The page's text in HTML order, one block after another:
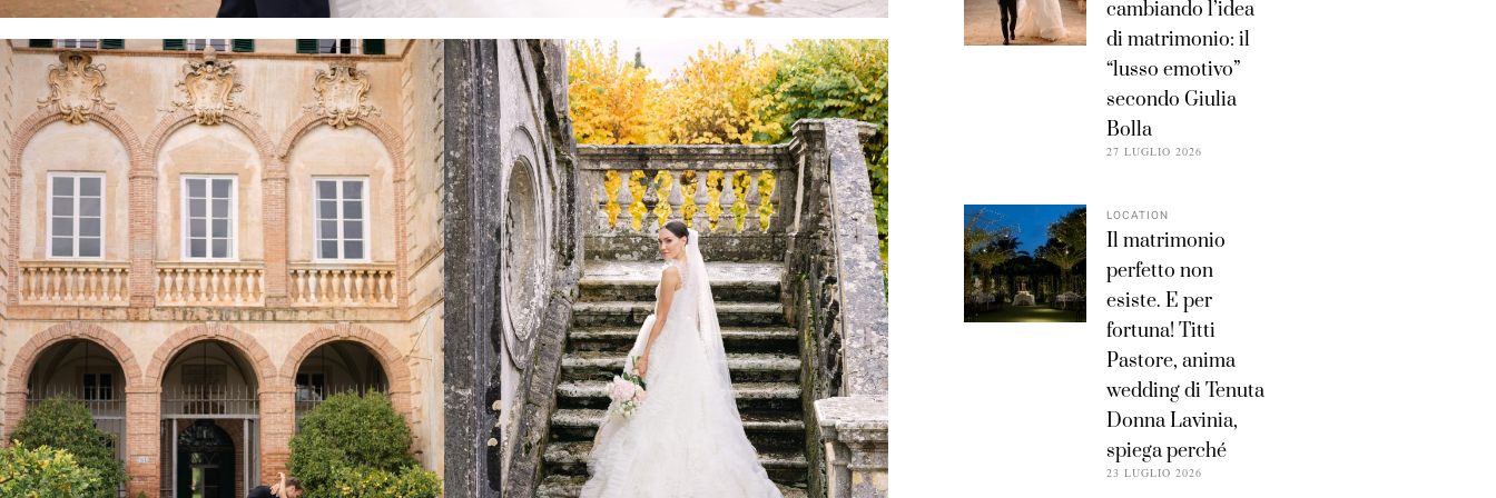
cambiando l’idea
di matrimonio: il
“lusso emotivo”
secondo Giulia
Bolla
27 LUGLIO 2026
LOCATION
Il matrimonio
perfetto non
esiste. E per
fortuna! Titti
Pastore, anima
wedding di Tenuta
Donna Lavinia,
spiega perché
23 LUGLIO 2026